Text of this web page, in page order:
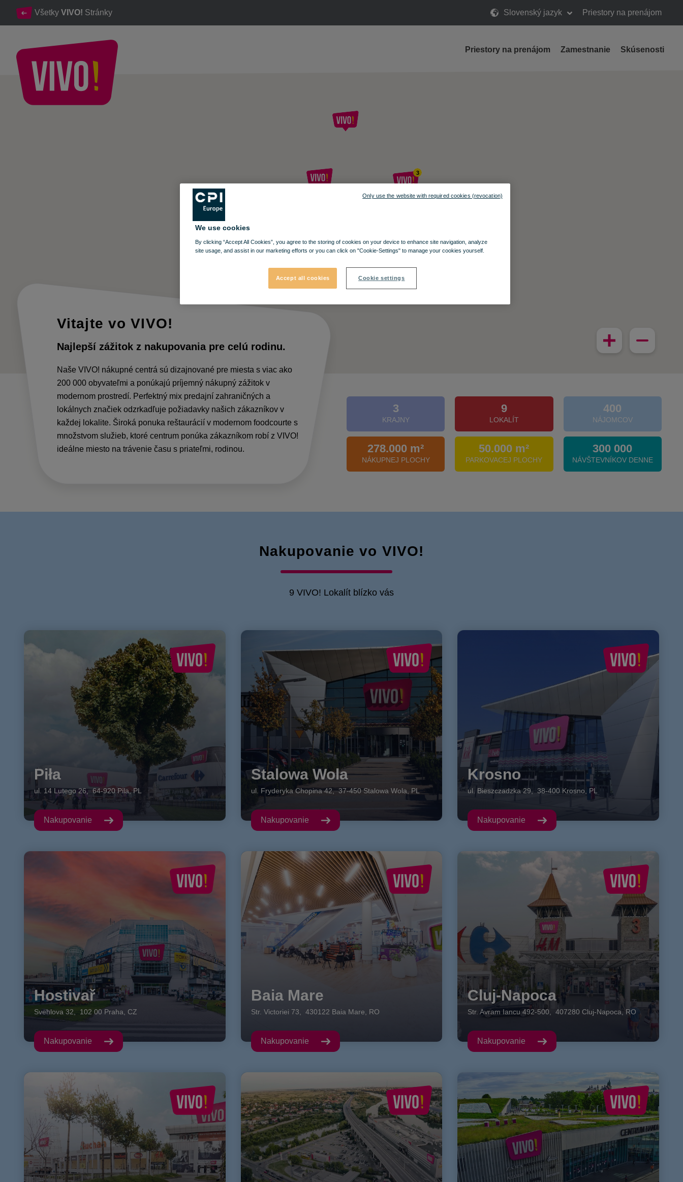
Všetky VIVO! Stránky Slovenský jazyk Priestory na prenájom
Priestory na prenájom Zamestnanie Skúsenosti
Ideálna destinácia pre lepšie nakupovanie,lepší život!
3
Vitajte vo VIVO!
Najlepší zážitok z nakupovania pre celú rodinu.
Naše VIVO! nákupné centrá sú dizajnované pre miesta s viac ako
200 000 obyvateľmi a ponúkajú príjemný nákupný zážitok v
modernom prostredí. Perfektný mix predajní zahraničných a
lokálnych značiek odzrkadľuje požiadavky našich zákazníkov v
každej lokalite. Široká ponuka reštaurácií v modernom foodcourte s
množstvom služieb, ktoré centrum ponúka zákazníkom robí z VIVO!
ideálne miesto na trávenie času s priateľmi, rodinou.
3
KRAJNY
9
LOKALÍT
400
NÁJOMCOV
278.000 m²
NÁKUPNEJ PLOCHY
50.000 m²
PARKOVACEJ PLOCHY
300 000
NÁVŠTEVNÍKOV DENNE
Nakupovanie vo VIVO!
9 VIVO! Lokalít blízko vás
Piła
ul. 14 Lutego 26,64-920 Pila ,PL
Nakupovanie
Stalowa Wola
ul. Fryderyka Chopina 42,37-450 Stalowa Wola PL
Nakupovanie
Krosno
ul. Bieszczadzka 29 ,38-400 Krosno PL
Nakupovanie
Hostivař
Svehlova 32 102 00 Praha CZ
Nakupovanie
Baia Mare
Str. Victoriei 73 430122 Baia Mare RO
Nakupovanie
Cluj-Napoca
Str. Avram Iancu 492-500 ,407280 Cluj-Napoca RO
Nakupovanie
We use cookies
By clicking “Accept All Cookies”, you agree to the storing of cookies on your device to enhance site navigation, analyze
site usage, and assist in our marketing efforts or you can click on "Cookie-Settings" to manage your cookies yourself.
Accept all cookies Cookie settings
Only use the website with required cookies (revocation)